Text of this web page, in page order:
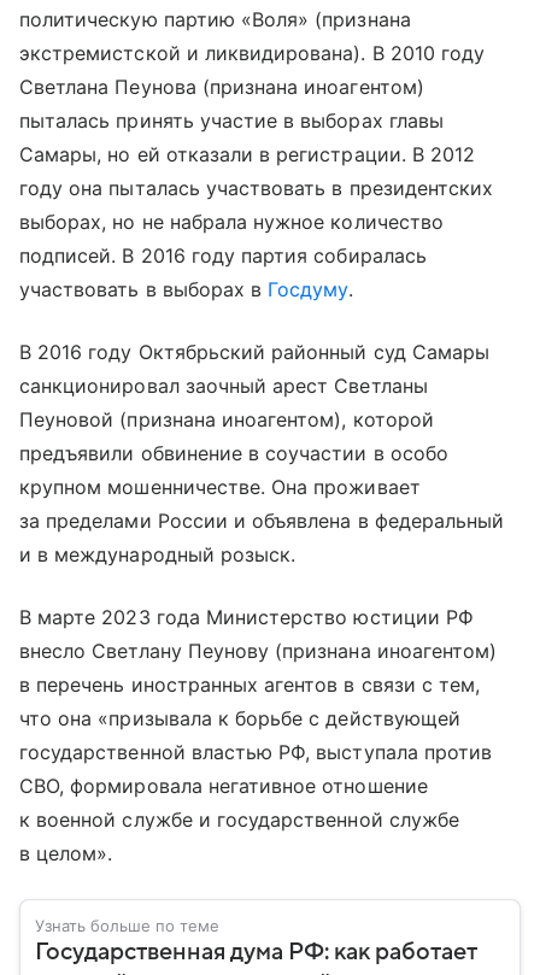
политическую партию «Воля» (признана
экстремистской и ликвидирована). В 2010 году
Светлана Пеунова (признана иноагентом)
пыталась принять участие в выборах главы
Самары, но ей отказали в регистрации. В 2012
году она пыталась участвовать в президентских
выборах, но не набрала нужное количество
подписей. В 2016 году партия собиралась
участвовать в выборах в Госдуму.
В 2016 году Октябрьский районный суд Самары
санкционировал заочный арест Светланы
Пеуновой (признана иноагентом), которой
предъявили обвинение в соучастии в особо
крупном мошенничестве. Она проживает
за пределами России и объявлена в федеральный
и в международный розыск.
В марте 2023 года Министерство юстиции РФ
внесло Светлану Пеунову (признана иноагентом)
в перечень иностранных агентов в связи с тем,
что она «призывала к борьбе с действующей
государственной властью РФ, выступала против
СВО, формировала негативное отношение
к военной службе и государственной службе
в целом».
Узнать больше по теме
Государственная дума РФ: как работает